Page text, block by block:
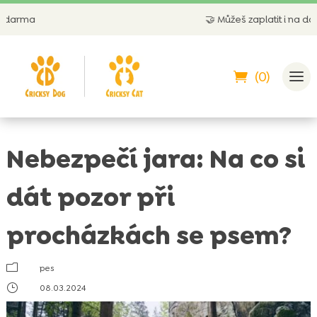
Můžeš zaplatit i na dobírku
(0)
Nebezpečí jara: Na co si
dát pozor při
procházkách se psem?
m
pes
}
08.03.2024